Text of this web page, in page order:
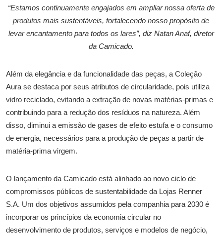
“Estamos continuamente engajados em ampliar nossa oferta de
produtos mais sustentáveis, fortalecendo nosso propósito de
levar encantamento para todos os lares”, diz Natan Anaf, diretor
da Camicado.
Além da elegância e da funcionalidade das peças, a Coleção
Aura se destaca por seus atributos de circularidade, pois utiliza
vidro reciclado, evitando a extração de novas matérias-primas e
contribuindo para a redução dos resíduos na natureza. Além
disso, diminui a emissão de gases de efeito estufa e o consumo
de energia, necessários para a produção de peças a partir de
matéria-prima virgem.
O lançamento da Camicado está alinhado ao novo ciclo de
compromissos públicos de sustentabilidade da Lojas Renner
S.A. Um dos objetivos assumidos pela companhia para 2030 é
incorporar os princípios da economia circular no
desenvolvimento de produtos, serviços e modelos de negócio,